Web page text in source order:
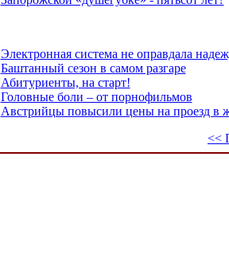
Электронная система не оправдала
Баштанный сезон в самом разгаре
Абитуриенты, на старт!
Головные боли – от порнофильмов
Австрийцы повысили цены на проезд в
<<